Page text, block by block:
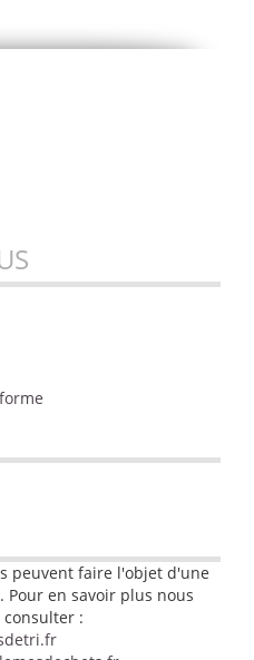
peuvent faire l'objet d'une
Pour en savoir plus nous
: